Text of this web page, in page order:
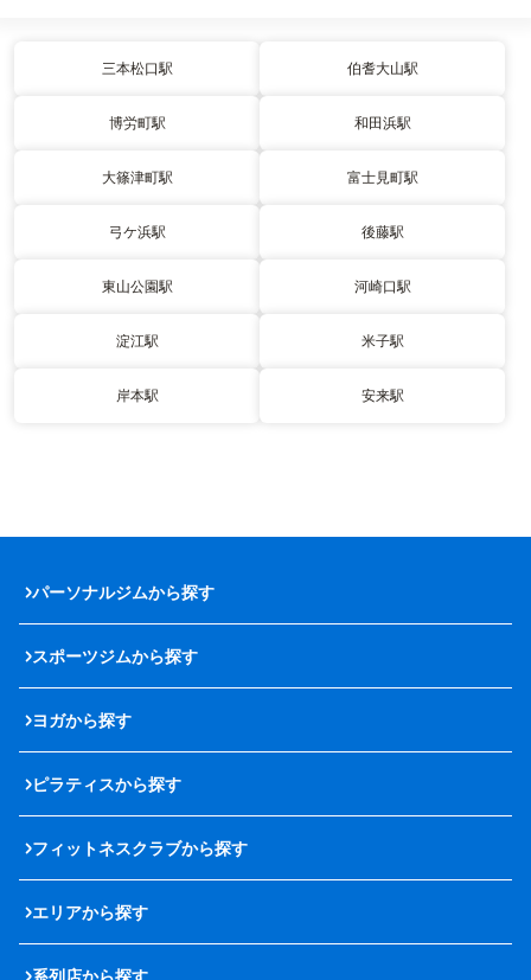
三本松口駅 伯耆大山駅
博労町駅 和田浜駅
大篠津町駅 富士見町駅
弓ケ浜駅 後藤駅
東山公園駅 河崎口駅
淀江駅 米子駅
岸本駅 安来駅
パーソナルジムから探す
スポーツジムから探す
ヨガから探す
ピラティスから探す
フィットネスクラブから探す
エリアから探す
系列店から探す